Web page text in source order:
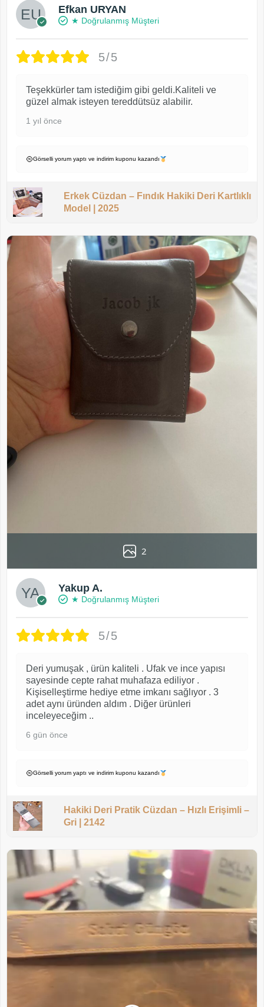
Efkan URYAN
★ Doğrulanmış Müşteri
5/5
Teşekkürler tam istediğim gibi geldi.Kaliteli ve
güzel almak isteyen tereddütsüz alabilir.
1 yıl önce
Görselli yorum yaptı ve indirim kuponu kazandı
Erkek Cüzdan – Fındık Hakiki Deri Kartlıklı
Model | 2025
2
Yakup A.
★ Doğrulanmış Müşteri
5/5
Deri yumuşak , ürün kaliteli . Ufak ve ince yapısı
sayesinde cepte rahat muhafaza ediliyor .
Kişiselleştirme hediye etme imkanı sağlıyor . 3
adet aynı üründen aldım . Diğer ürünleri
inceleyeceğim ..
6 gün önce
Görselli yorum yaptı ve indirim kuponu kazandı
Hakiki Deri Pratik Cüzdan – Hızlı Erişimli –
Gri | 2142